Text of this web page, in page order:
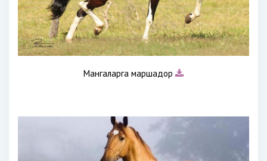
Мангаларга маршадор